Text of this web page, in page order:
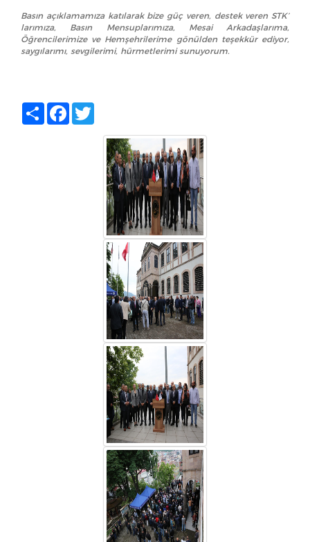
Basın açıklamamıza katılarak bize güç veren, destek veren STK’
larımıza, Basın Mensuplarımıza, Mesai Arkadaşlarıma,
Öğrencilerimize ve Hemşehrilerime gönülden teşekkür ediyor,
saygılarımı, sevgilerimi, hürmetlerimi sunuyorum.
Share Facebook